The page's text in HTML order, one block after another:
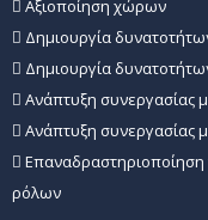
 Αξιοποίηση χώρων
 Δημιουργία
 Δημιουργία
 Ανάπτυξη συνεργασίας
 Ανάπτυξη συνεργασίας

ρόλων